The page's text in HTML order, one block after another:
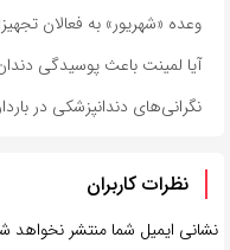
وعده «شهریور» به فعالان
آیا لمینت باعث پوسیدگی
نگرانی‌های دندانپزشکی در
نظرات کاربران
نشانی ایمیل شما منتشر نخواهد